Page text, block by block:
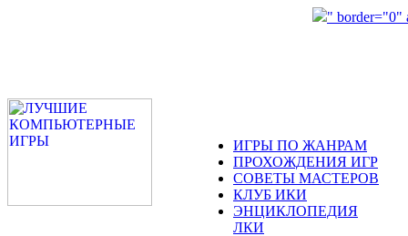
" border="0"
ИГРЫ ПО ЖАНРАМ
ПРОХОЖДЕНИЯ ИГР
СОВЕТЫ МАСТЕРОВ
КЛУБ ИКИ
ЭНЦИКЛОПЕДИЯ
ЛКИ